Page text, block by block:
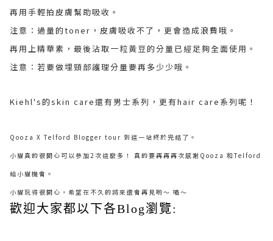
再用手輕拍皮膚幫助吸收。
注意：過量的toner，皮膚吸收不了，更會造成浪費哦。
再用上精華素，最後沾取一粒黃豆的分量已經足夠全面使用。
注意：若要做埋頸部護理分量要再多少少哦。
Kiehl's的skin care還有男士系列，更有hair care系列呢！
Qooza X Telford Blogger tour 到這一站終於完結了。
小貓真的很開心可以參加2次這麼多！ 真的要再再再次感謝Qooza 和Telford
給小貓機會。
小貓玩得很開心，希望在不久的將來還會再見喲～ 喵～
歡迎大家都以下各Blog瀏覽: